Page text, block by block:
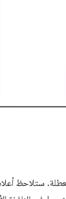
ستلاحظ